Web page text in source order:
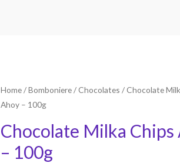
Home/Bomboniere/Chocolates / Chocolate
Ahoy – 100g
Chocolate Milka Chips
– 100g